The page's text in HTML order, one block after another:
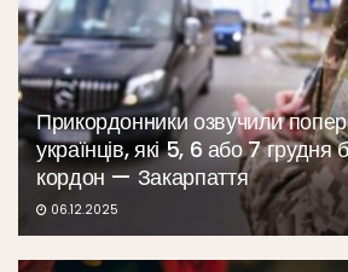
Прикордонники озвучили
українців, які 5, 6 або 7 грудня
кордон — Закарпаття
06.12.2025